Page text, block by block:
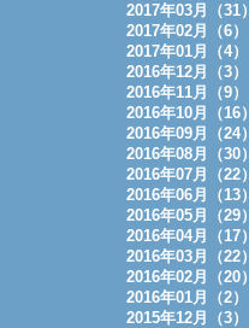
2017年03月（31）
2017年02月（6）
2017年01月（4）
2016年12月（3）
2016年11月（9）
2016年10月（16）
2016年09月（24）
2016年08月（30）
2016年07月（22）
2016年06月（13）
2016年05月（29）
2016年04月（17）
2016年03月（22）
2016年02月（20）
2016年01月（2）
2015年12月（3）